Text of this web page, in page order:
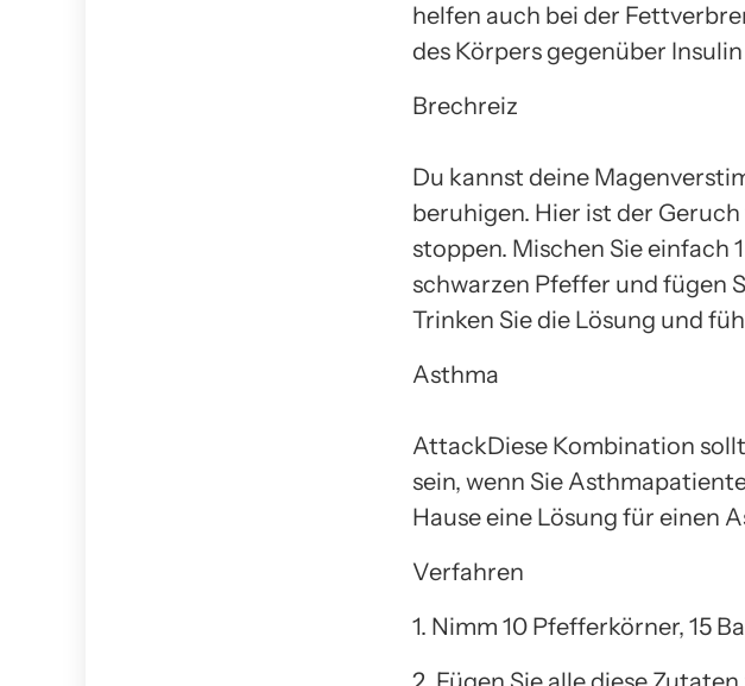
helfen auch bei der
des Körpers gegenüber
Brechreiz
Du kannst deine
beruhigen. Hier ist der
stoppen. Mischen Sie einfach
schwarzen Pfeffer und fügen
Trinken Sie die Lösung und
Asthma
AttackDiese Kombination
sein, wenn Sie
Hause eine Lösung für einen
Verfahren
1. Nimm 10 Pfefferkörner, 15